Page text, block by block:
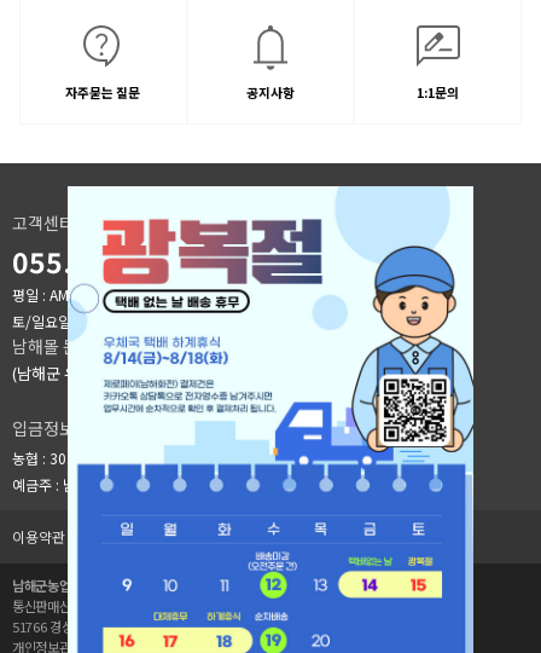
자주묻는 질문 공지사항 1:1문의
고객센터
055.241.9176
평일 : AM 9시 ~ PM 6시[점심시간]오전:12:00 ~ 오후:13:00
토/일요일, 공휴일 휴무(카카오 채널톡으로 문의 바랍니다)
남해몰 문의
(남해군 유통지원과) : 055-860-3912
입금정보
농협 : 301-0273-1080-21
예금주 : 남해군농업기술센터
이용약관 개인정보취급방침 공급사 로그인 1:1문의
남해군농업기술센터
사업자등록번호 : 614-83-00777
통신판매신고번호 : 제2020-경남남해-083호
51766 경상남도 남해군 이동면 남해대로 2449
대표자 : 류욱환
개인정보관리자 : 오지훈(leehoo767@korea.kr)